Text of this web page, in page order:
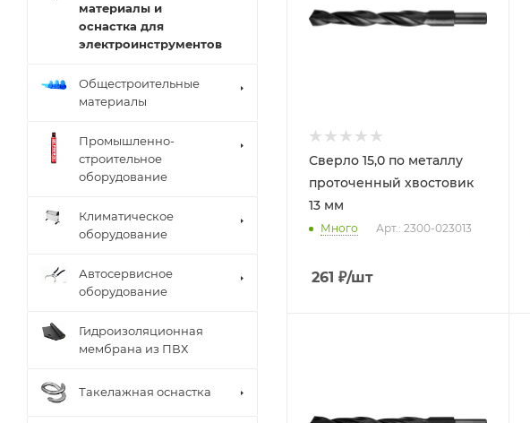
Сверло 15,0 по металлу
проточенный хвостовик
13 мм
Много Арт.: 2300-023013
261 ₽/шт
материалы и
оснастка для
электроинструментов
Общестроительные
материалы
Промышленно-
строительное
оборудование
Климатическое
оборудование
Автосервисное
оборудование
Гидроизоляционная
мембрана из ПВХ
Такелажная оснастка